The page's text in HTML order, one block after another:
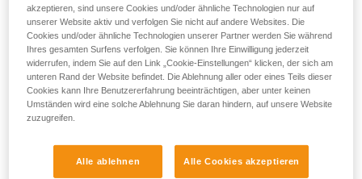
- Wählen Sie die dem Einsatzzweck entsprechende
Verriegelung.
akzeptieren, sind unsere Cookies und/oder ähnliche Technologien nur auf
unserer Website aktiv und verfolgen Sie nicht auf andere Websites. Die
Cookies und/oder ähnliche Technologien unserer Partner werden Sie während
Ihres gesamten Surfens verfolgen. Sie können Ihre Einwilligung jederzeit
widerrufen, indem Sie auf den Link „Cookie-Einstellungen“ klicken, der sich am
unteren Rand der Website befindet. Die Ablehnung aller oder eines Teils dieser
Cookies kann Ihre Benutzererfahrung beeinträchtigen, aber unter keinen
Umständen wird eine solche Ablehnung Sie daran hindern, auf unsere Website
zuzugreifen.
Alle ablehnen Alle Cookies akzeptieren